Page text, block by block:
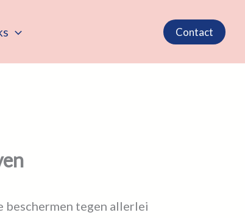
Contact
beschermen tegen allerlei